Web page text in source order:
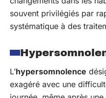
souvent privilégiés par
systématique à des
L’hypersomnolence
exagéré avec une